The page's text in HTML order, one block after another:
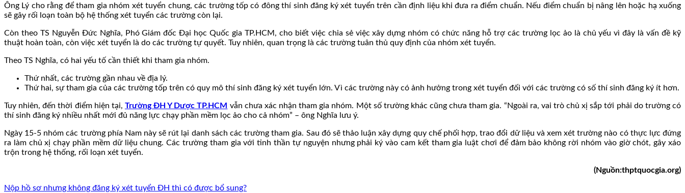
Ông Lý cho rằng để tham gia nhóm xét tuyển chung, các trường tốp có đông thí sinh đăng ký xét tuyển trên cần định liệu khi đưa ra điểm chuẩn. Nếu điểm chuẩn bị nâng lên hoặc hạ xuống
sẽ gây rối loạn toàn bộ hệ thống xét tuyển các trường còn lại.
Còn theo TS Nguyễn Đức Nghĩa, Phó Giám đốc Đại học Quốc gia TP.HCM, cho biết việc chia sẻ việc xây dựng nhóm có chức năng hỗ trợ các trường lọc ảo là chủ yếu vì đây là vấn đề kỹ
thuật hoàn toàn, còn việc xét tuyển là do các trường tự quyết. Tuy nhiên, quan trọng là các trường tuân thủ quy định của nhóm xét tuyển.
Theo TS Nghĩa, có hai yếu tố cần thiết khi tham gia nhóm.
Thứ nhất, các trường gần nhau về địa lý.
Thứ hai, sự tham gia của các trường tốp trên có quy mô thí sinh đăng ký xét tuyển lớn. Vì các trường này có ảnh hưởng trong xét tuyển đối với các trường có số thí sinh đăng ký ít hơn.
Tuy nhiên, đến thời điểm hiện tại, Trường ĐH Y Dược TP.HCM vẫn chưa xác nhận tham gia nhóm. Một số trường khác cũng chưa tham gia. “Ngoài ra, vai trò chủ xị sắp tới phải do trường có
thí sinh đăng ký nhiều nhất mới đủ năng lực chạy phần mềm lọc ảo cho cả nhóm” – ông Nghĩa lưu ý.
Ngày 15-5 nhóm các trường phía Nam này sẽ rút lại danh sách các trường tham gia. Sau đó sẽ thảo luận xây dựng quy chế phối hợp, trao đổi dữ liệu và xem xét trường nào có thực lực đứng
ra làm chủ xị chạy phần mềm dữ liệu chung. Các trường tham gia với tinh thần tự nguyện nhưng phải ký vào cam kết tham gia luật chơi để đảm bảo không rời nhóm vào giờ chót, gây xáo
trộn trong hệ thống, rối loạn xét tuyển.
(Nguồn:thptquocgia.org)
Nộp hồ sơ nhưng không đăng ký xét tuyển ĐH thì có được bổ sung?